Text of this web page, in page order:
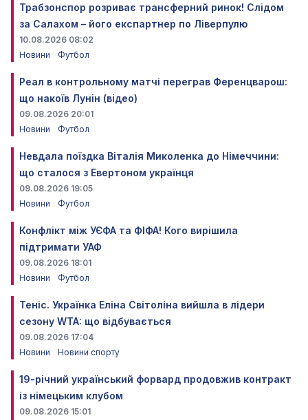
Трабзонспор розриває трансферний ринок! Слідом
за Салахом – його експартнер по Ліверпулю
10.08.2026 08:02
Новини
Футбол
Реал в контрольному матчі переграв Ференцварош:
що накоїв Лунін (відео)
09.08.2026 20:01
Новини
Футбол
Невдала поїздка Віталія Миколенка до Німеччини:
що сталося з Евертоном українця
09.08.2026 19:05
Новини
Футбол
Конфлікт між УЄФА та ФІФА! Кого вирішила
підтримати УАФ
09.08.2026 18:01
Новини
Футбол
Теніс. Українка Еліна Світоліна вийшла в лідери
сезону WTA: що відбувається
09.08.2026 17:04
Новини
Новини спорту
19-річний український форвард продовжив контракт
із німецьким клубом
09.08.2026 15:01